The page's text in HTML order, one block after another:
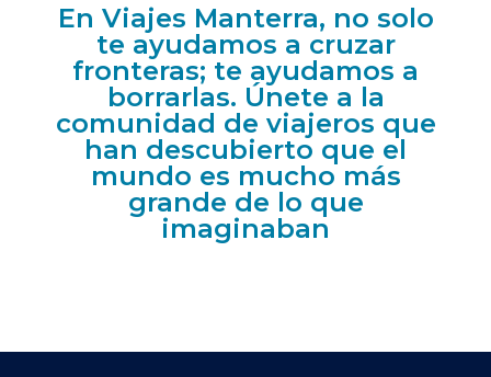
En Viajes Manterra, no solo
te ayudamos a cruzar
fronteras; te ayudamos a
borrarlas. Únete a la
comunidad de viajeros que
han descubierto que el
mundo es mucho más
grande de lo que
imaginaban